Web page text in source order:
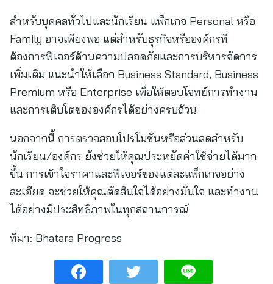
สำหรับบุคคลทั่วไปและนักเรียน แพ็กเกจ Personal หรือ
Family อาจเพียงพอ แต่สำหรับธุรกิจหรือองค์กรที่
ต้องการฟีเจอร์ด้านความปลอดภัยและการบริหารจัดการ
เพิ่มเติม แนะนำให้เลือก Business Standard, Business
Premium หรือ Enterprise เพื่อให้ตอบโจทย์การทำงาน
และการเติบโตขององค์กรได้อย่างครบถ้วน
นอกจากนี้ การตรวจสอบโปรโมชั่นหรือส่วนลดสำหรับ
นักเรียน/องค์กร ยังช่วยให้คุณประหยัดค่าใช้จ่ายได้มาก
ขึ้น การเข้าใจราคาและฟีเจอร์ของแต่ละแพ็กเกจอย่าง
ละเอียด จะช่วยให้คุณตัดสินใจได้อย่างมั่นใจ และทำงาน
ได้อย่างมีประสิทธิภาพในทุกสถานการณ์
ที่มา: Bhatara Progress